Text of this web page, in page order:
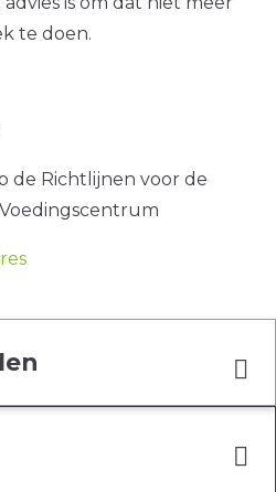
te doen.
de Richtlijnen voor de